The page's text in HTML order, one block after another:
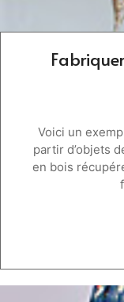
Voici un
partir d’objets
en bois